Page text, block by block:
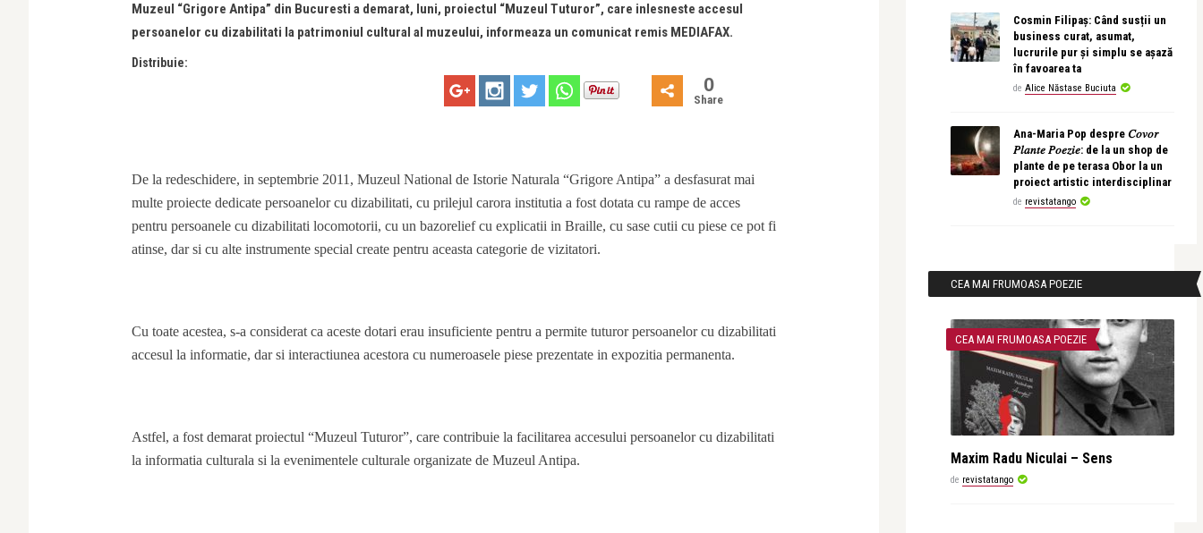
Muzeul “Grigore Antipa” din Bucuresti a demarat, luni, proiectul “Muzeul Tuturor”, care inlesneste accesul
persoanelor cu dizabilitati la patrimoniul cultural al muzeului, informeaza un comunicat remis MEDIAFAX.
Distribuie:
0
Share
De la redeschidere, in septembrie 2011, Muzeul National de Istorie Naturala “Grigore Antipa” a desfasurat mai
multe proiecte dedicate persoanelor cu dizabilitati, cu prilejul carora institutia a fost dotata cu rampe de acces
pentru persoanele cu dizabilitati locomotorii, cu un bazorelief cu explicatii in Braille, cu sase cutii cu piese ce pot fi
atinse, dar si cu alte instrumente special create pentru aceasta categorie de vizitatori.
Cu toate acestea, s-a considerat ca aceste dotari erau insuficiente pentru a permite tuturor persoanelor cu dizabilitati
accesul la informatie, dar si interactiunea acestora cu numeroasele piese prezentate in expozitia permanenta.
Astfel, a fost demarat proiectul “Muzeul Tuturor”, care contribuie la facilitarea accesului persoanelor cu dizabilitati
la informatia culturala si la evenimentele culturale organizate de Muzeul Antipa.
Cosmin Filipaș: Când susții un
business curat, asumat,
lucrurile pur și simplu se așază
în favoarea ta
de Alice Năstase Buciuta
Ana-Maria Pop despre 𝐶𝑜𝑣𝑜𝑟
𝑃𝑙𝑎𝑛𝑡𝑒 𝑃𝑜𝑒𝑧𝑖𝑒: de la un shop de
plante de pe terasa Obor la un
proiect artistic interdisciplinar
de revistatango
CEA MAI FRUMOASA POEZIE
CEA MAI FRUMOASA POEZIE
Maxim Radu Niculai – Sens
de revistatango